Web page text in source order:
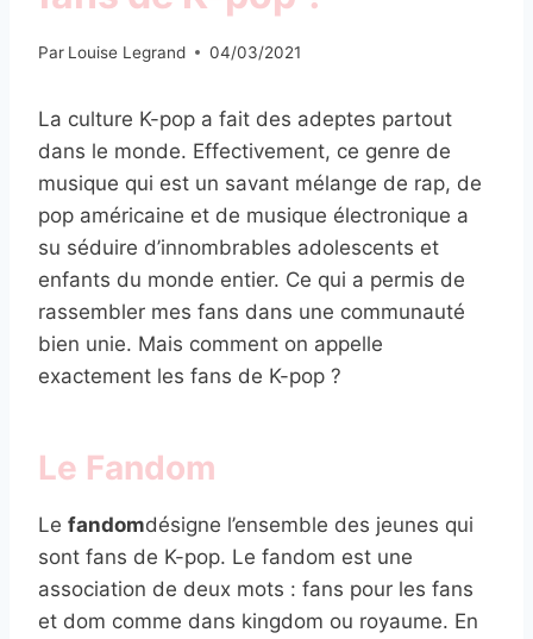
Par Louise Legrand 04/03/2021
La culture K-pop a fait des adeptes partout
dans le monde. Effectivement, ce genre de
musique qui est un savant mélange de rap, de
pop américaine et de musique électronique a
su séduire d’innombrables adolescents et
enfants du monde entier. Ce qui a permis de
rassembler mes fans dans une communauté
bien unie. Mais comment on appelle
exactement les fans de K-pop ?
Le Fandom
Le fandomdésigne l’ensemble des jeunes qui
sont fans de K-pop. Le fandom est une
association de deux mots : fans pour les fans
et dom comme dans kingdom ou royaume. En